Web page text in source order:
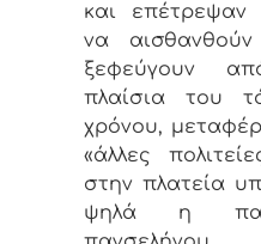
και επέτρεψαν
να
ξεφεύγουν
πλαίσια του
χρόνου,
«άλλες
στην πλατεία
ψηλά η